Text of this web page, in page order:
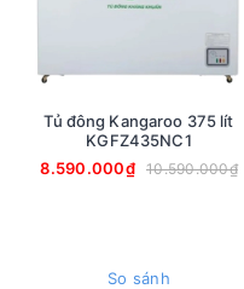
Tủ đông Kangaroo 375 lít
KGFZ435NC1
8.590.000₫
10.590.000₫
So sánh